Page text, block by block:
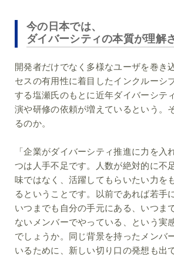
今の日本では、
ダイバーシティの本質が理解
開発者だけでなく多様なユーザを巻き
セスの有用性に着目したインクルーシ
する塩瀬氏のもとに近年ダイバーシテ
演や研修の依頼が増えているという。
るのか。
「企業がダイバーシティ推進に力を入
つは人手不足です。人数が絶対的に不
味ではなく、活躍してもらいたい力を
るということです。以前であれば若手
いつまでも自分の手元にある、いつま
ないメンバーでやっている、という実
でしょうか。同じ背景を持ったメンバ
いるために、新しい切り口の発想も出